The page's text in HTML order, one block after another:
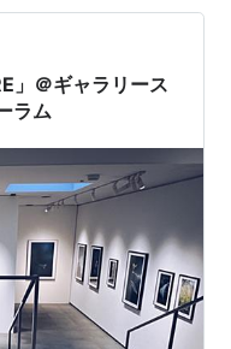
子は同じく新規ユニ
中の「19Borders」
出身。
」＠ギャラリース
ラム